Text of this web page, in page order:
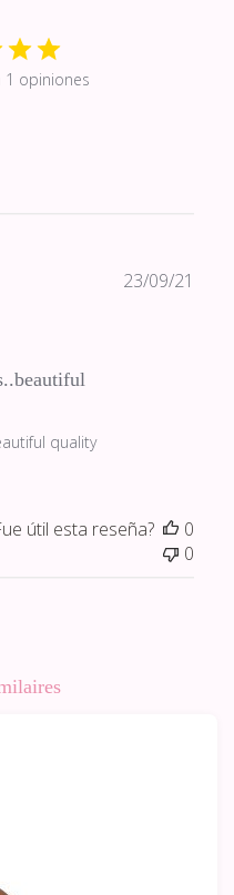
1 opiniones
quality
23/09/21
útil esta reseña?
0
0